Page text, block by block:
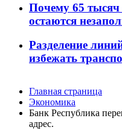
Почему 65 тысяч
остаются
Разделение
избежать
Главная страница
Экономика
Банк Республика
адрес.